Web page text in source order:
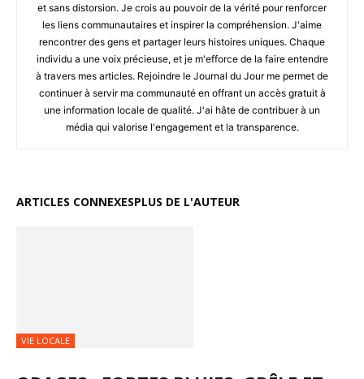
et sans distorsion. Je crois au pouvoir de la vérité pour renforcer
les liens communautaires et inspirer la compréhension. J'aime
rencontrer des gens et partager leurs histoires uniques. Chaque
individu a une voix précieuse, et je m'efforce de la faire entendre
à travers mes articles. Rejoindre le Journal du Jour me permet de
continuer à servir ma communauté en offrant un accès gratuit à
une information locale de qualité. J'ai hâte de contribuer à un
média qui valorise l'engagement et la transparence.
ARTICLES CONNEXESPLUS DE L'AUTEUR
VIE LOCALE